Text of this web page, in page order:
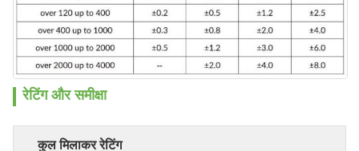
रेटिंग और समीक्षा
कुल मिलाकर रेटिंग